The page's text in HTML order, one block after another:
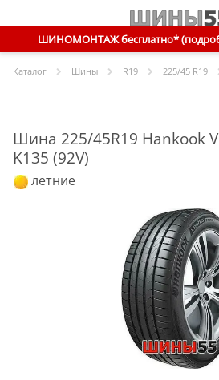
ШИНОМОНТАЖ бесплатно*
Каталог Шины R19 225/45 R19
Шина 225/45R19 Hankook
K135 (92V)
летние